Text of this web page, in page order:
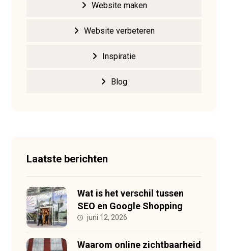
Website maken
Website verbeteren
Inspiratie
Blog
Laatste berichten
Wat is het verschil tussen
SEO en Google Shopping
juni 12, 2026
Waarom online zichtbaarheid